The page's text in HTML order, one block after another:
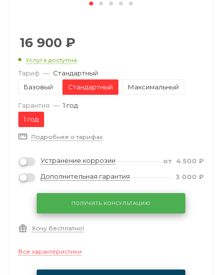
16 900 ₽
Услуга доступна
Тариф — Стандартный
Базовый
Стандартный Максимальный
Гарантия — 1 год
1 год
Подробнее о тарифах
Устранение коррозии от 4 500 ₽
Дополнительная гарантия
3 000 ₽
ПОЛУЧИТЬ КОНСУЛЬТАЦИЮ
Хочу бесплатно!
Все характеристики